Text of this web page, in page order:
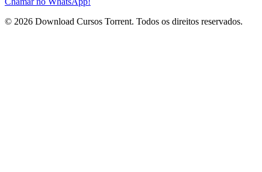
© 2026 Download Cursos Torrent. Todos os direitos reservados.